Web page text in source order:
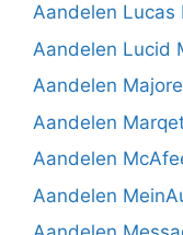
Aandelen Lucas
Aandelen Lucid
Aandelen
Aandelen
Aandelen
Aandelen